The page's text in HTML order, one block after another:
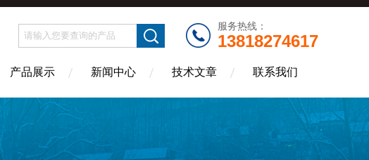
服务热线：
13818274617
产品展示 新闻中心 技术文章 联系我们